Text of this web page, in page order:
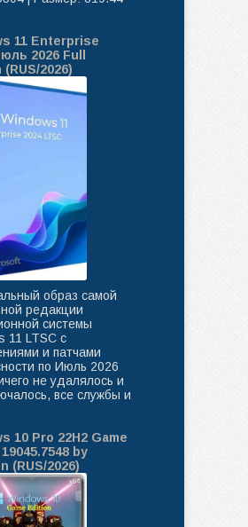
11 Enterprise
2026 Full
2026)
образ самой
редакции
системы
11 LTSC с
и патчами
по Июль 2026
не удалялось и
все службы и
10 Pro 22H2 Game
by
(RUS/2026)